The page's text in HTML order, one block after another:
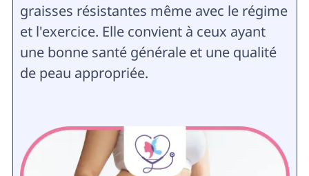
graisses résistantes même avec le régime
et l'exercice. Elle convient à ceux ayant
une bonne santé générale et une qualité
de peau appropriée.